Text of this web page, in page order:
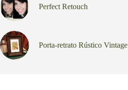
Perfect Retouch
Porta-retrato Rústico Vintage